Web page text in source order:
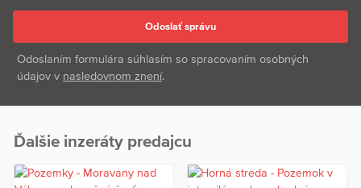
Odoslaním formulára súhlasím so spracovaním osobných
údajov v nasledovnom znení.
Ďalšie inzeráty predajcu